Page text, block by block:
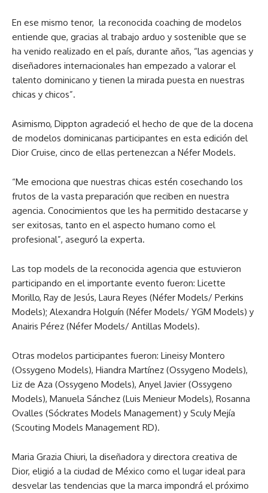
En ese mismo tenor, la reconocida coaching de modelos
entiende que, gracias al trabajo arduo y sostenible que se
ha venido realizado en el país, durante años, “las agencias y
diseñadores internacionales han empezado a valorar el
talento dominicano y tienen la mirada puesta en nuestras
chicas y chicos”.
Asimismo, Dippton agradeció el hecho de que de la docena
de modelos dominicanas participantes en esta edición del
Dior Cruise, cinco de ellas pertenezcan a Néfer Models.
“Me emociona que nuestras chicas estén cosechando los
frutos de la vasta preparación que reciben en nuestra
agencia. Conocimientos que les ha permitido destacarse y
ser exitosas, tanto en el aspecto humano como el
profesional”, aseguró la experta.
Las top models de la reconocida agencia que estuvieron
participando en el importante evento fueron: Licette
Morillo, Ray de Jesús, Laura Reyes (Néfer Models/ Perkins
Models); Alexandra Holguín (Néfer Models/ YGM Models) y
Anairis Pérez (Néfer Models/ Antillas Models).
Otras modelos participantes fueron: Lineisy Montero
(Ossygeno Models), Hiandra Martínez (Ossygeno Models),
Liz de Aza (Ossygeno Models), Anyel Javier (Ossygeno
Models), Manuela Sánchez (Luis Menieur Models), Rosanna
Ovalles (Sóckrates Models Management) y Sculy Mejía
(Scouting Models Management RD).
Maria Grazia Chiuri, la diseñadora y directora creativa de
Dior, eligió a la ciudad de México como el lugar ideal para
desvelar las tendencias que la marca impondrá el próximo